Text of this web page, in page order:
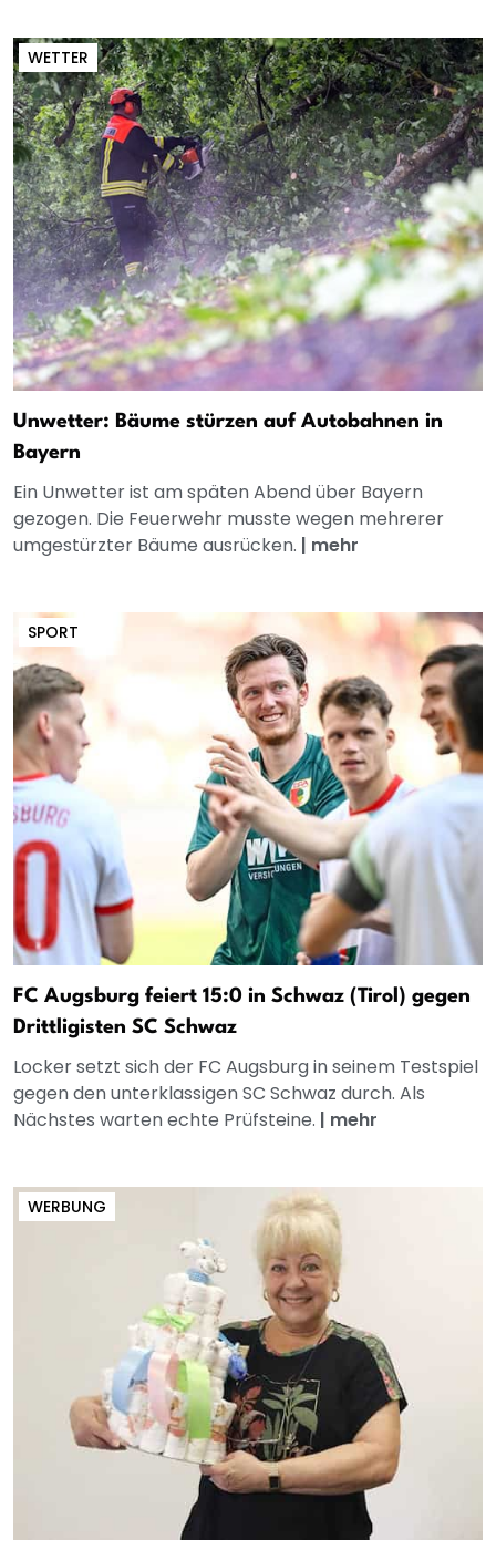
WETTER
Unwetter: Bäume stürzen auf Autobahnen in
Bayern
Ein Unwetter ist am späten Abend über Bayern
gezogen. Die Feuerwehr musste wegen mehrerer
umgestürzter Bäume ausrücken. | mehr
SPORT
FC Augsburg feiert 15:0 in Schwaz (Tirol) gegen
Drittligisten SC Schwaz
Locker setzt sich der FC Augsburg in seinem Testspiel
gegen den unterklassigen SC Schwaz durch. Als
Nächstes warten echte Prüfsteine. | mehr
WERBUNG